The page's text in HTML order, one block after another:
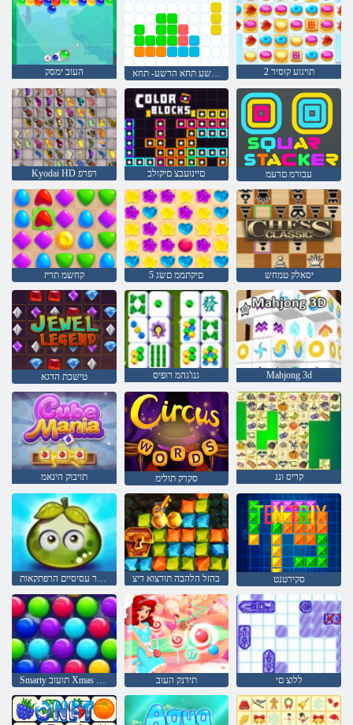
העוב ימסק הרשע תחא הרשע- תחא 2 תויגוע קוסיר
Kyodai HD רפרפ םיינועבצ םיקולב עבורמ םרעמ
קחשמ תריז 5 םיקתממ םשג יסאלק טמחש
טישכת הדגא גנו'גהמ רופיס Mahjong 3d
תויבוק הינאמ סקרק תולימ קריס ונג
פירות יער עסיסיים הרפתקאות בהזל הלהבה תורצוא דיצ סקירטנט
Smarty תועוב Xmas תרודהמ תידנק העוב ללוצ םי